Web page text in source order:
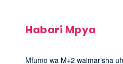
Habari Mpya
Mfumo wa M+2 waimarisha